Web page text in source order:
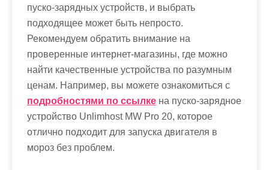
пуско-зарядных устройств, и выбрать
подходящее может быть непросто.
Рекомендуем обратить внимание на
проверенные интернет-магазины, где можно
найти качественные устройства по разумным
ценам. Например, вы можете ознакомиться с
подробностями по ссылке на пуско-зарядное
устройство Unlimhost MW Pro 20, которое
отлично подходит для запуска двигателя в
мороз без проблем.